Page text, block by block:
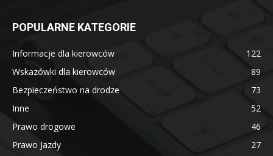
POPULARNE KATEGORIE
Informacje dla kierowców
122
Wskazówki dla kierowców
89
Bezpieczeństwo na drodze
73
Inne
52
Prawo drogowe
46
Prawo Jazdy
27